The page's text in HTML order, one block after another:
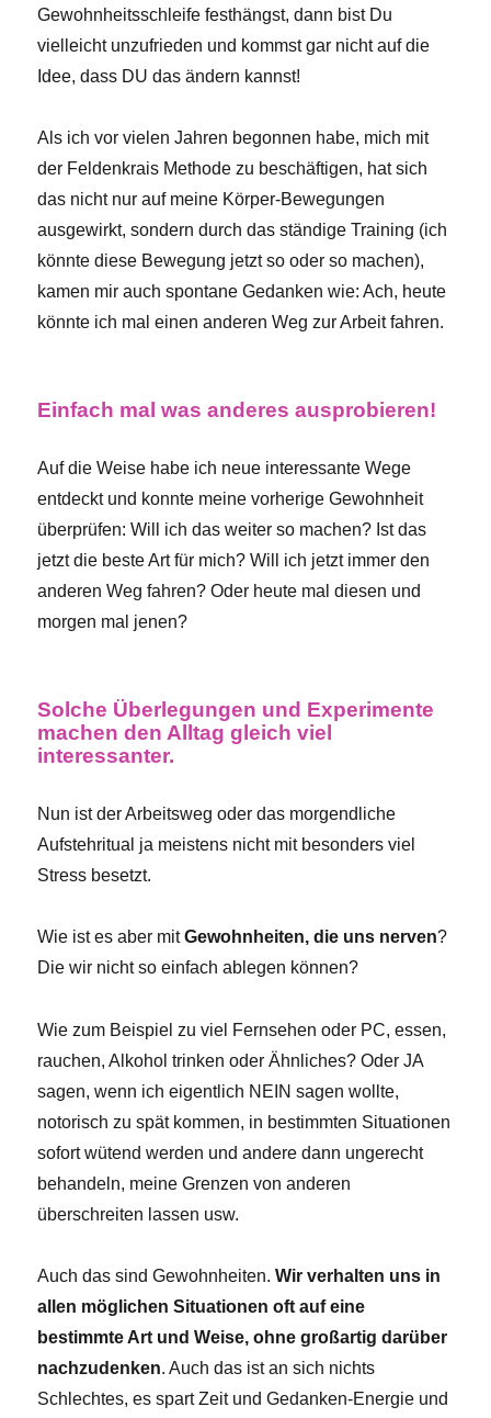
Gewohnheitsschleife festhängst, dann bist Du
vielleicht unzufrieden und kommst gar nicht auf die
Idee, dass DU das ändern kannst!
Als ich vor vielen Jahren begonnen habe, mich mit
der Feldenkrais Methode zu beschäftigen, hat sich
das nicht nur auf meine Körper-Bewegungen
ausgewirkt, sondern durch das ständige Training (ich
könnte diese Bewegung jetzt so oder so machen),
kamen mir auch spontane Gedanken wie: Ach, heute
könnte ich mal einen anderen Weg zur Arbeit fahren.
Einfach mal was anderes ausprobieren!
Auf die Weise habe ich neue interessante Wege
entdeckt und konnte meine vorherige Gewohnheit
überprüfen: Will ich das weiter so machen? Ist das
jetzt die beste Art für mich? Will ich jetzt immer den
anderen Weg fahren? Oder heute mal diesen und
morgen mal jenen?
Solche Überlegungen und Experimente
machen den Alltag gleich viel
interessanter.
Nun ist der Arbeitsweg oder das morgendliche
Aufstehritual ja meistens nicht mit besonders viel
Stress besetzt.
Wie ist es aber mitGewohnheiten, die uns nerven?
Die wir nicht so einfach ablegen können?
Wie zum Beispiel zu viel Fernsehen oder PC, essen,
rauchen, Alkohol trinken oder Ähnliches? Oder JA
sagen, wenn ich eigentlich NEIN sagen wollte,
notorisch zu spät kommen, in bestimmten Situationen
sofort wütend werden und andere dann ungerecht
behandeln, meine Grenzen von anderen
überschreiten lassen usw.
Auch das sind Gewohnheiten.Wir verhalten uns in
allen möglichen Situationen oft auf eine
bestimmte Art und Weise, ohne großartig darüber
nachzudenken. Auch das ist an sich nichts
Schlechtes, es spart Zeit und Gedanken-Energie und